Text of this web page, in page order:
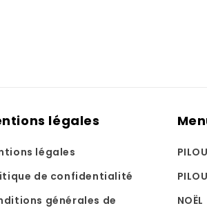
légales
légales
de confidentialité
générales de
NOËL